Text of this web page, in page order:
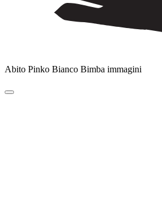
Abito Pinko Bianco Bimba immagini